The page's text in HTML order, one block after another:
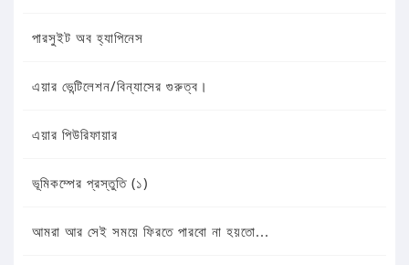
পারসুইট অব হ্যাপিনেস
এয়ার ভেন্টিলেশন/বিন্যাসের গুরুত্ব।
এয়ার পিউরিফায়ার
ভূমিকম্পের প্রস্তুতি (১)
আমরা আর সেই সময়ে ফিরতে পারবো না হয়তো...